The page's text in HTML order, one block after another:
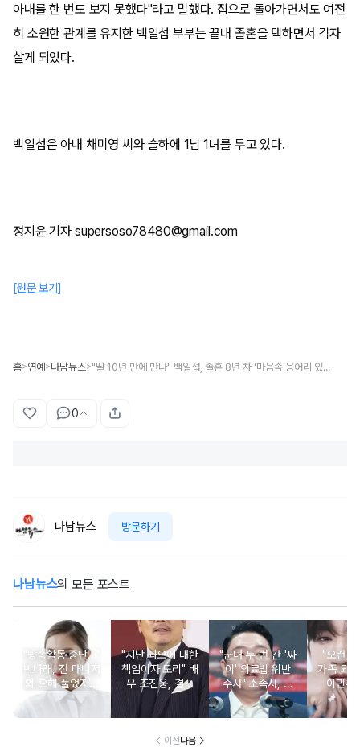
아내를 한 번도 보지 못했다"라고 말했다. 집으로 돌아가면서도 여전
히 소원한 관계를 유지한 백일섭 부부는 끝내 졸혼을 택하면서 각자
살게 되었다.
백일섭은 아내 채미영 씨와 슬하에 1남 1녀를 두고 있다.
정지윤 기자 supersoso78480@gmail.com
[원문 보기]
홈>연예 >나남뉴스> "딸 10년 만에 만나" 백일섭, 졸혼 8년 차 '마음속 응어리 있다' 충격 고백
0
나남뉴스 방문하기
나남뉴스의 모든 포스트
"방송활동 중단…"
박나래, 전 매니저
와 오해 풀었지만
불찰 반성
"지난 과오에 대한
책임이자 도리" 배
우 조진웅, 결국
은퇴 선언
"군대 두 번 간 '싸
이' 의료법 위반
수사" 소속사, 수
면제 대리수령 불
찰...
"오랜
가족 되
이민우
이전다음